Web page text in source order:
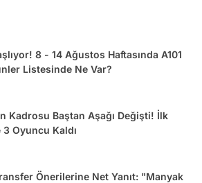
8 - 14 Ağustos Haftasında A101
Listesinde Ne Var?
Kadrosu Baştan Aşağı Değişti! İlk
Oyuncu Kaldı
Önerilerine Net Yanıt: "Manyak